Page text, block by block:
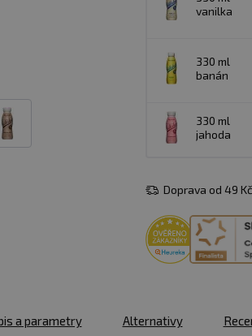
vanilka
330 ml
banán
330 ml
jahoda
Doprava od 49
a parametry Alternativy